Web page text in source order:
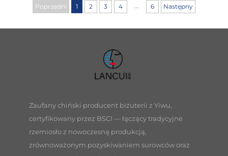
na wakacje, do nakładania
na siebie
wodoodporna biżuteria, kod
produktu O16BMI256
Poprzedni 1 2 3 4 ... 6 Następny
Zaufany chiński producent biżuterii z Yiwu,
certyfikowany przez BSCI — łączący tradycyjne
rzemiosło z nowoczesną produkcją,
zrównoważonym pozyskiwaniem surowców oraz